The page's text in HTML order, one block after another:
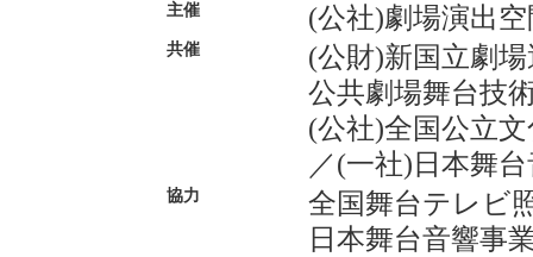
主催 (公社)劇場演出
共催
(公財)新国立劇
公共劇場舞台技
(公社)全国公立
／(一社)日本舞
協力
全国舞台テレビ
日本舞台音響事